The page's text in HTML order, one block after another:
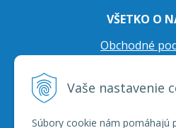
Vaše nastavenie
Súbory cookie nám pomáhajú
VŠETKO O
Obchodné
Prepravné